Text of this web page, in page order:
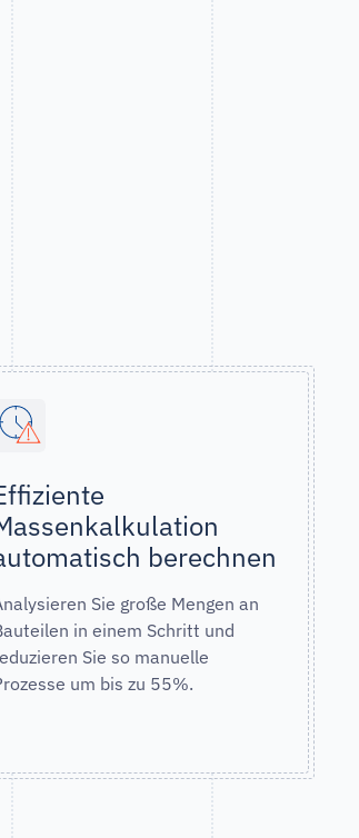
berechnen
Sie große Mengen an
in einem Schritt und
Sie so manuelle
um bis zu 55%.